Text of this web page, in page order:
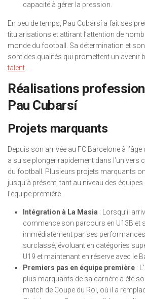
capacité à gérer la pression.
En peu de temps, Pau Cubarsí a fait ses
titularisations et attirant l’attention de
monde du football. Sa détermination et
sont des qualités qui promettent un avenir
talent.
Réalisations
Pau Cubarsí
Projets marquants
Depuis son arrivée au FC Barcelone à
a su se plonger rapidement dans l’univers
du football. Plusieurs projets marquants
jusqu’à présent, tant au niveau des équipes
l’équipe première.
Intégration à La Masia : Lorsqu’il
commence son parcours en U13B et
immédiatement par ses
surclassé, évoluant en catégories
U19 et maintenant en réserve avec le
Premiers pas en équipe première :
plus marquants de sa carrière a été
match de Coupe du Roi, où il a